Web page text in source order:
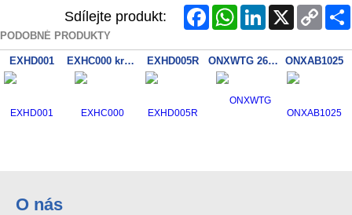
Sdílejte produkt: FacebookWhatsAppLinkedInX
Copy
Link
PODOBNÉ PRODUKTY
EXHD001 EXHC000 kryt vybusne prostredi EXHD005R ONXWTG 260°C / 290°C ONXAB1025
O nás